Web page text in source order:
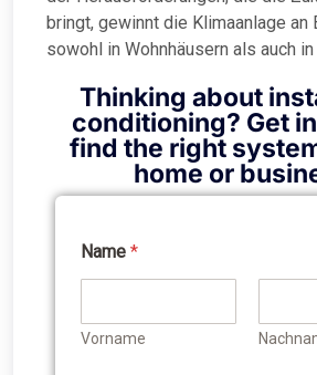
bringt, gewinnt die Klimaanlage an
sowohl in Wohnhäusern als auch
Thinking about
conditioning? Get
find the right
home or
Name *
Vorname